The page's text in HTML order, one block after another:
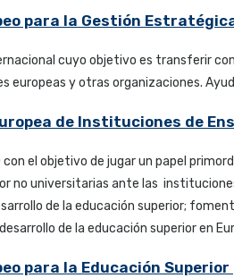
para la Gestión
cuyo objetivo es transferir
europeas y otras organizaciones.
de Instituciones de
con el objetivo de jugar un papel
no universitarias ante las
de la educación superior;
de la educación superior en
para la Educación Superior